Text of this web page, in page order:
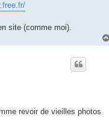
site (comme moi).
revoir de vieilles photos